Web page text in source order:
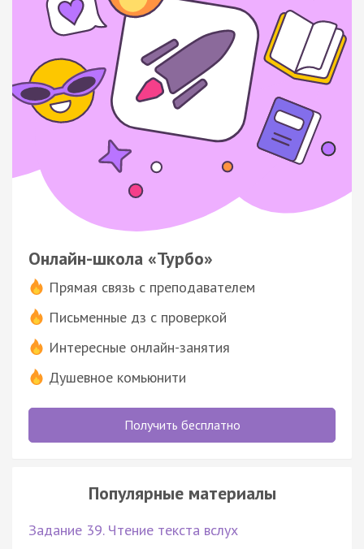
Онлайн-школа «Турбо»
Прямая связь с преподавателем
Письменные дз с проверкой
Интересные онлайн-занятия
Душевное комьюнити
Получить бесплатно
Популярные материалы
Задание 39. Чтение текста вслух